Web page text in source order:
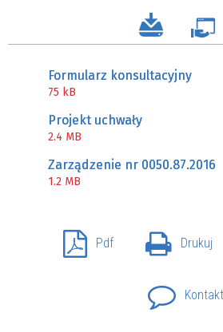
Formularz konsultacyjny
75 kB
Projekt uchwały
2.4 MB
Zarządzenie nr 0050.87.2016
1.2 MB
Pdf Drukuj
Kontakt